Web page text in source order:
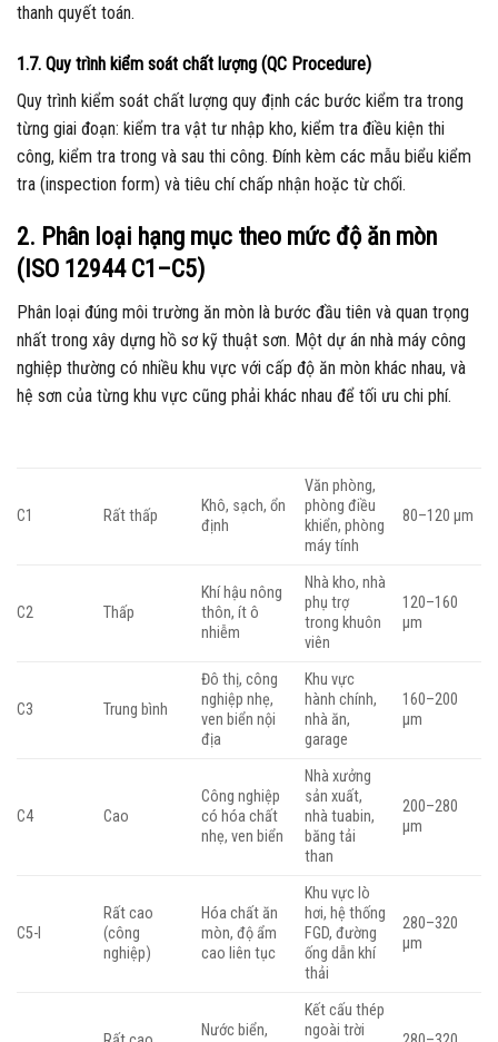
thanh quyết toán.
1.7. Quy trình kiểm soát chất lượng (QC Procedure)
Quy trình kiểm soát chất lượng quy định các bước kiểm tra trong
từng giai đoạn: kiểm tra vật tư nhập kho, kiểm tra điều kiện thi
công, kiểm tra trong và sau thi công. Đính kèm các mẫu biểu kiểm
tra (inspection form) và tiêu chí chấp nhận hoặc từ chối.
2. Phân loại hạng mục theo mức độ ăn mòn
(ISO 12944 C1–C5)
Phân loại đúng môi trường ăn mòn là bước đầu tiên và quan trọng
nhất trong xây dựng hồ sơ kỹ thuật sơn. Một dự án nhà máy công
nghiệp thường có nhiều khu vực với cấp độ ăn mòn khác nhau, và
hệ sơn của từng khu vực cũng phải khác nhau để tối ưu chi phí.
C1 Rất thấp
Khô, sạch, ổn
định
Văn phòng,
phòng điều
khiển, phòng
máy tính
80–120 µm
C2 Thấp
Khí hậu nông
thôn, ít ô
nhiễm
Nhà kho, nhà
phụ trợ
trong khuôn
viên
120–160
µm
C3 Trung bình
Đô thị, công
nghiệp nhẹ,
ven biển nội
địa
Khu vực
hành chính,
nhà ăn,
garage
160–200
µm
C4 Cao
Công nghiệp
có hóa chất
nhẹ, ven biển
Nhà xưởng
sản xuất,
nhà tuabin,
băng tải
than
200–280
µm
C5-I
Rất cao
(công
nghiệp)
Hóa chất ăn
mòn, độ ẩm
cao liên tục
Khu vực lò
hơi, hệ thống
FGD, đường
ống dẫn khí
thải
280–320
µm
Nước biển,
Kết cấu thép
ngoài trời